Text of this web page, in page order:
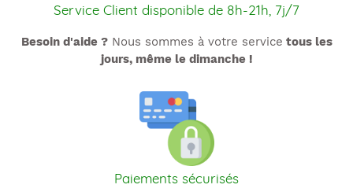
Service Client disponible de 8h-21h, 7j/7
Besoin d'aide ?Nous sommes à votre service tous les
jours, même le dimanche !
Paiements sécurisés